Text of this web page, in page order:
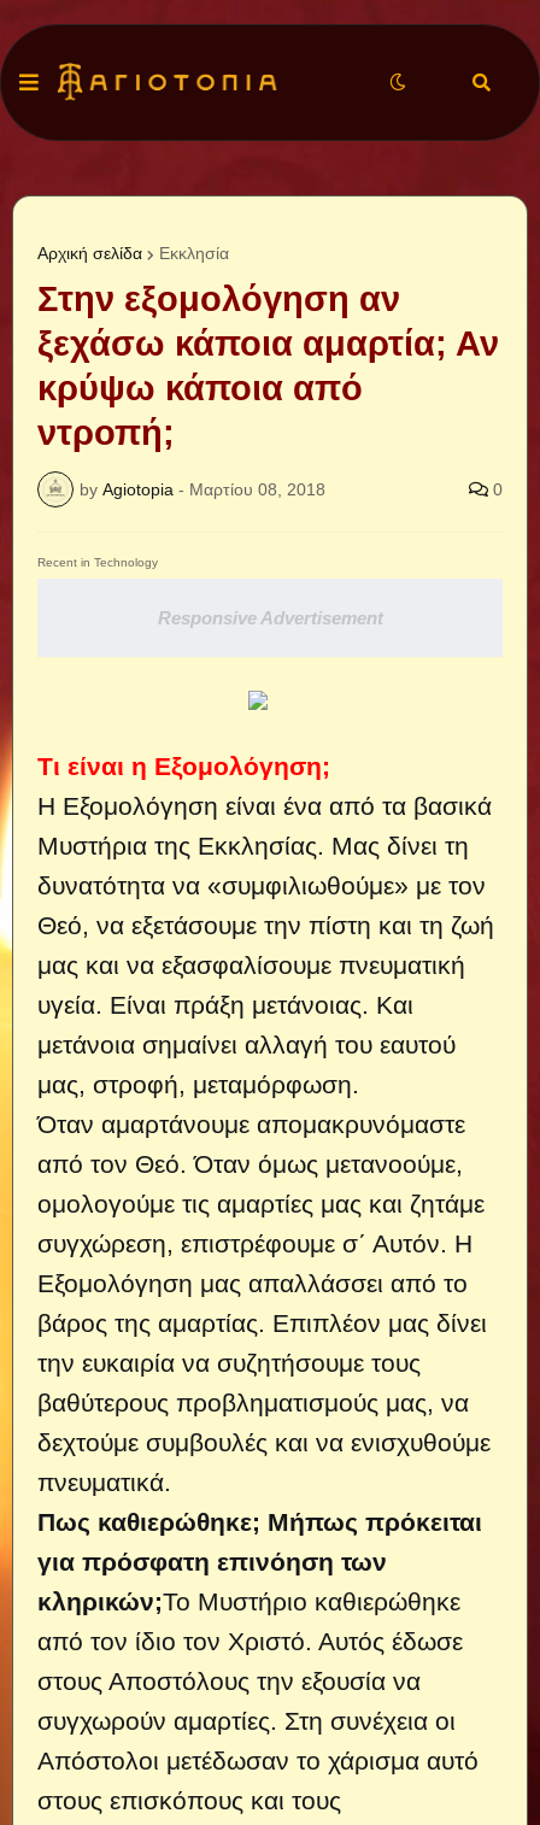
Αρχική σελίδα Εκκλησία
Στην εξομολόγηση αν
ξεχάσω κάποια αμαρτία; Αν
κρύψω κάποια από
ντροπή;
by Agiotopia - Μαρτίου 08, 2018 0
Recent in Technology
Responsive Advertisement
Τι είναι η Εξομολόγηση;
Η Εξομολόγηση είναι ένα από τα βασικά
Μυστήρια της Εκκλησίας. Μας δίνει τη
δυνατότητα να «συμφιλιωθούμε» με τον
Θεό, να εξετάσουμε την πίστη και τη ζωή
μας και να εξασφαλίσουμε πνευματική
υγεία. Είναι πράξη μετάνοιας. Και
μετάνοια σημαίνει αλλαγή του εαυτού
μας, στροφή, μεταμόρφωση.
Όταν αμαρτάνουμε απομακρυνόμαστε
από τον Θεό. Όταν όμως μετανοούμε,
ομολογούμε τις αμαρτίες μας και ζητάμε
συγχώρεση, επιστρέφουμε σ΄ Αυτόν. Η
Εξομολόγηση μας απαλλάσσει από το
βάρος της αμαρτίας. Επιπλέον μας δίνει
την ευκαιρία να συζητήσουμε τους
βαθύτερους προβληματισμούς μας, να
δεχτούμε συμβουλές και να ενισχυθούμε
πνευματικά.
Πως καθιερώθηκε; Μήπως πρόκειται
για πρόσφατη επινόηση των
κληρικών;Το Μυστήριο καθιερώθηκε
από τον ίδιο τον Χριστό. Αυτός έδωσε
στους Αποστόλους την εξουσία να
συγχωρούν αμαρτίες. Στη συνέχεια οι
Απόστολοι μετέδωσαν το χάρισμα αυτό
στους επισκόπους και τους